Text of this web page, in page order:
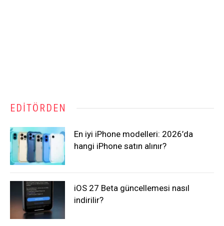
EDITÖRDEN
En iyi iPhone modelleri: 2026’da
hangi iPhone satın alınır?
iOS 27 Beta güncellemesi nasıl
indirilir?